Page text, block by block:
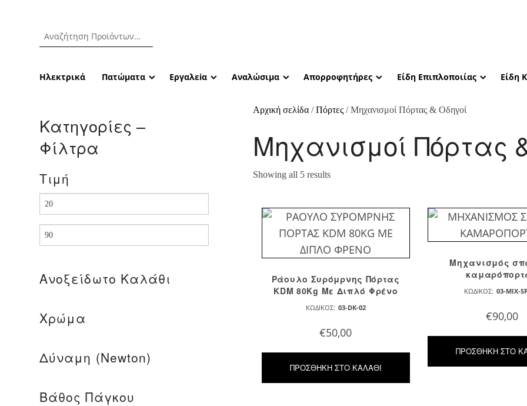
Ηλεκτρικά Πατώματα Εργαλεiα Αναλώσιμα Απορροφητήρες Είδη Επιπλοποιίας Είδη
Κατηγορίες –
Φίλτρα
Τιμή
Ανοξείδωτο Καλάθι
Χρώμα
Δύναμη (Newton)
Βάθος Πάγκου
Αρχική σελίδα/Πόρτες/ Μηχανισμοί Πόρτας & Οδηγοί
Μηχανισμοί Πόρτας
Showing all 5 results
Ράουλο Συρόμρνης Πόρτας
KDM 80Kg Με Διπλό Φρένο
ΚΩΔΙΚΌΣ: 03-DK-02
€50,00
ΠΡΟΣΘΉΚΗ ΣΤΟ ΚΑΛΆΘΙ
Μηχανισμός
ΚΩΔΙΚΌΣ: 03-MIX-
€90,00
ΠΡΟΣΘΉΚΗ ΣΤΟ